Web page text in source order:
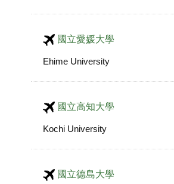
國立愛媛大學
Ehime University
國立高知大學
Kochi University
國立德島大學